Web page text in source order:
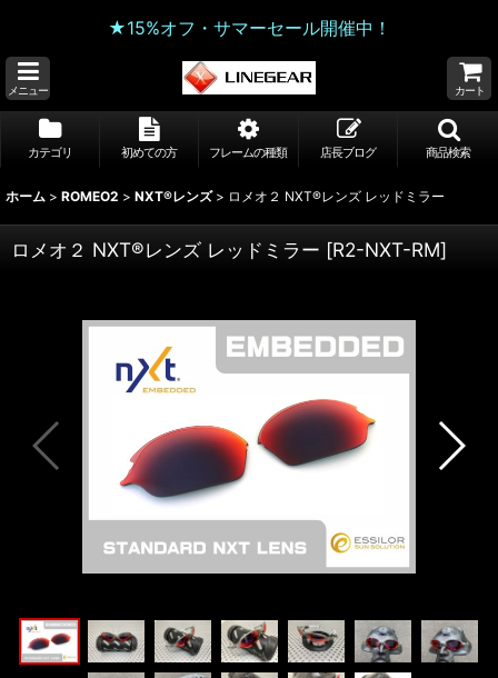
★15%オフ・サマーセール開催中！
メニュー カート
カテゴリ 初めての方 フレームの種類 店長ブログ 商品検索
ホーム > ROMEO2 > NXT®レンズ > ロメオ２ NXT®レンズ レッドミラー
ロメオ２ NXT®レンズ レッドミラー [R2-NXT-RM]